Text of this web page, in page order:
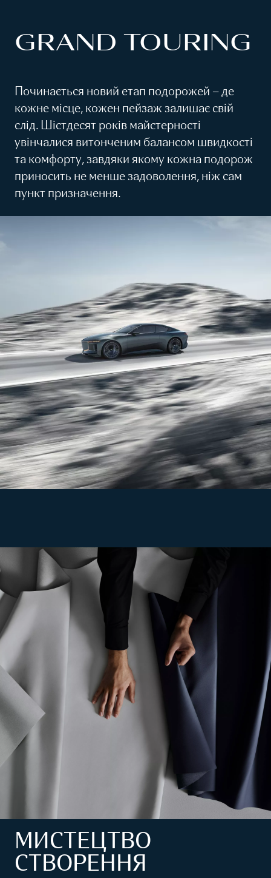
GRAND TOURING
Починається новий етап подорожей – де
кожне місце, кожен пейзаж залишає свій
слід. Шістдесят років майстерності
увінчалися витонченим балансом швидкості
та комфорту, завдяки якому кожна подорож
приносить не менше задоволення, ніж сам
пункт призначення.
МИСТЕЦТВО
СТВОРЕННЯ